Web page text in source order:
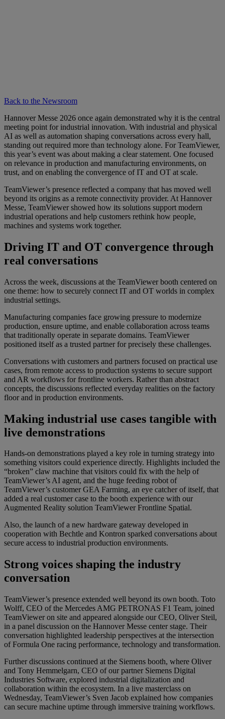
Back to the Newsroom
Hannover Messe 2026 once again demonstrated why it is the central
meeting point for industrial innovation. With industrial and physical
AI as well as automation shaping conversations across every hall,
standing out required more than technology alone. For TeamViewer,
this year’s event was about making a clear statement. One focused
on relevance in production and manufacturing environments, on
trust, and on enabling the convergence of IT and OT at scale.
TeamViewer’s presence reflected a company that has moved well
beyond its origins as a remote connectivity provider. At Hannover
Messe, TeamViewer showed how its solutions support modern
industrial operations and help customers rethink how people,
machines and systems work together.
Driving IT and OT convergence through
real conversations
Across the week, discussions at the TeamViewer booth centered on
one theme: how to securely connect IT and OT worlds in complex
industrial settings.
Manufacturing companies face growing pressure to modernize
production, ensure uptime, and enable collaboration across teams
that traditionally operate in separate domains. TeamViewer
positioned itself as a trusted partner for precisely these challenges.
Conversations with customers and partners focused on practical use
cases, from remote access to production systems to secure support
and AR workflows for frontline workers. Rather than abstract
concepts, the discussions reflected everyday realities on the factory
floor and in production environments.
Making industrial use cases tangible with
live demonstrations
Hands-on demonstrations played a key role in turning strategy into
something visitors could experience directly. Highlights included the
“broken” claw machine that visitors could fix with the help of
TeamViewer’s AI agent, and the huge feeding robot of
TeamViewer’s customer GEA Farming, an eye catcher of itself, that
added a real customer case to the booth experience with our
Augmented Reality solution TeamViewer Frontline Spatial.
Also, the launch of a new hardware gateway developed in
cooperation with Bechtle and Kontron sparked conversations about
secure access to industrial production environments.
Strong voices shaping the industry
conversation
TeamViewer’s presence extended well beyond its own booth. Toto
Wolff, CEO of the Mercedes AMG PETRONAS F1 Team, joined
TeamViewer on site and appeared alongside our CEO, Oliver Steil,
in a panel discussion on the Hannover Messe center stage. Their
conversation highlighted leadership perspectives at the intersection
of Formula One racing performance, technology and transformation.
Further discussions continued at the Siemens booth, where Oliver
and Tony Hemmelgarn, CEO of our partner Siemens Digital
Industries Software, explored industrial digitalization and
collaboration within the ecosystem. In a live masterclass on
Wednesday, TeamViewer’s Sven Jacob explained how companies
can secure machine uptime through immersive training workflows.